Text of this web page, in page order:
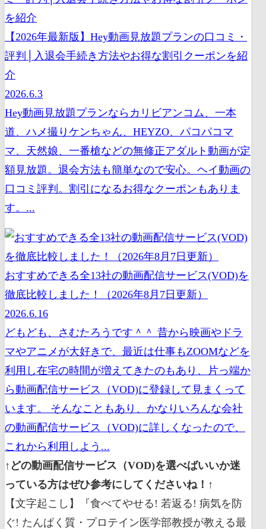
【2026年最新版】Hey動画見放題プランの口コミ・
評判│入退会手続き方法やお得な割引クーポンを紹
介
2026.6.3
Hey動画見放題プランならカリビアンコム、一本
道、ハメ撮りケンちゃん、HEYZO、パコパコマ
マ、天然娘、一番槍などの無修正アダルト動画が定
額見放題。退会方法も簡単なので安心。ヘイ動画の
口コミ評判。割引になるお得なクーポンもありま
す。...
おすすめできる全13社の動画配信サービス(VOD)を
徹底比較しました！（2026年8月7日更新）
2026.6.16
どもども、さむたろうです＾＾ 昔から映画やドラ
マやアニメが大好きで、最近は仕事もZOOMなどを
利用し在宅の時間が増えてきたのもあり、片っ端か
ら動画配信サービス（VOD)に登録して見まくって
います。 そんなこともあり、かなりいろんな会社
の動画配信サービス（VOD)に詳しくなったので、
これから利用しよう...
↑どの動画配信サービス（VOD)を選べばいいか迷
っている方はぜひ参考にしてくださいね！↑
【文字起こし】『食べてやせる! 若返る! 病気を防
ぐ! たんぱく質・プロテイン医学部教授が教える最